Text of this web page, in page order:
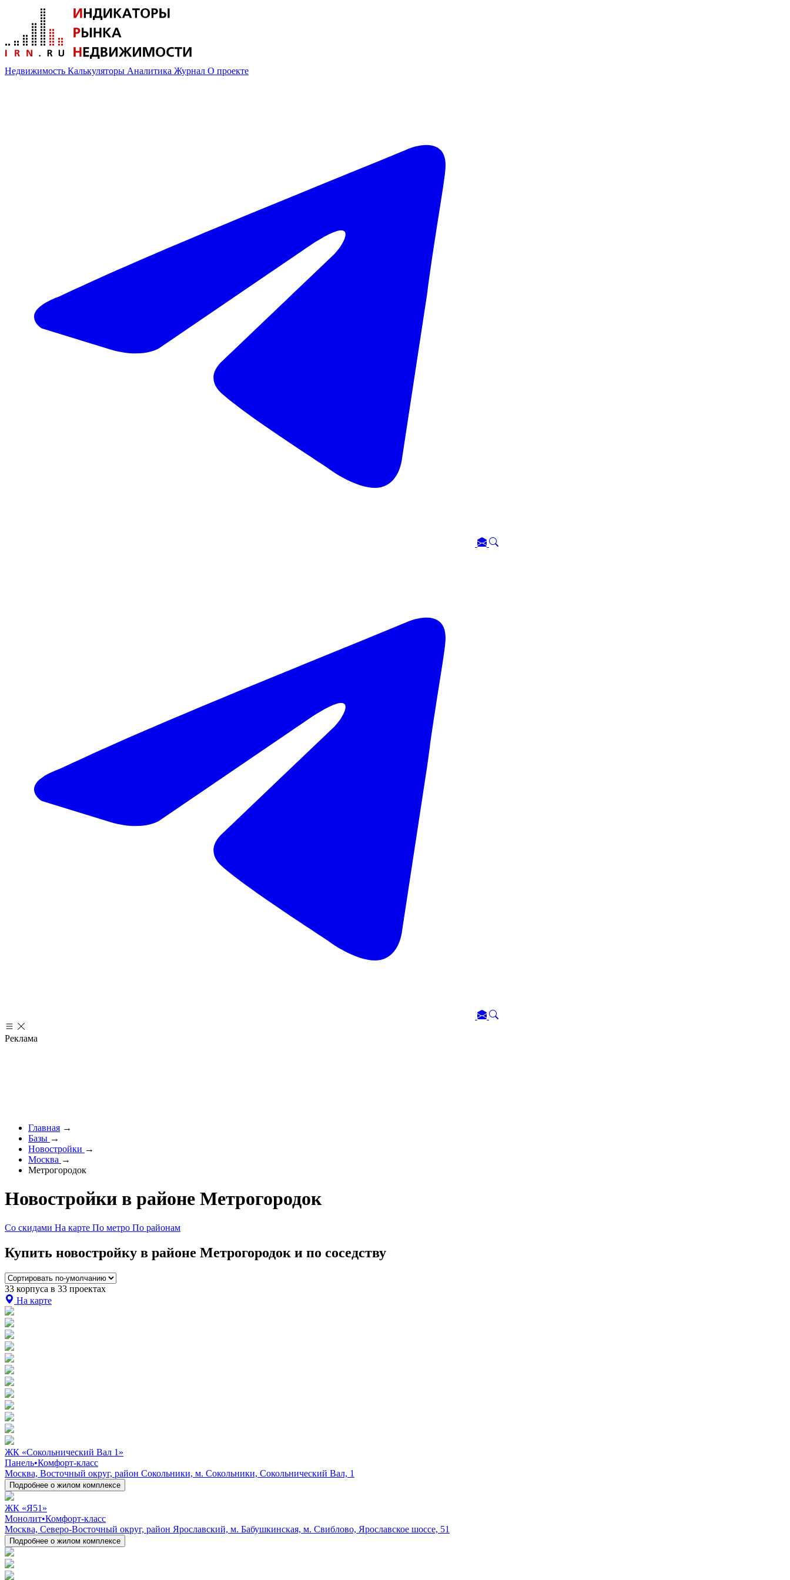
Недвижимость Калькуляторы Аналитика Журнал О проекте
Реклама
Главная →
Базы →
Новостройки →
Москва →
Метрогородок
Новостройки в районе Метрогородок
Со скидами На карте По метро По районам
Купить новостройку в районе Метрогородок и по соседству
33 корпуса в 33 проектах
На карте
ЖК «Сокольнический Вал 1»
Панель•Комфорт-класс
Москва, Восточный округ, район Сокольники, м. Сокольники, Сокольнический Вал, 1
Подробнее о жилом комплексе
ЖК «Я51»
Монолит•Комфорт-класс
Москва, Северо-Восточный округ, район Ярославский, м. Бабушкинская, м. Свиблово, Ярославское шоссе, 51
Подробнее о жилом комплексе